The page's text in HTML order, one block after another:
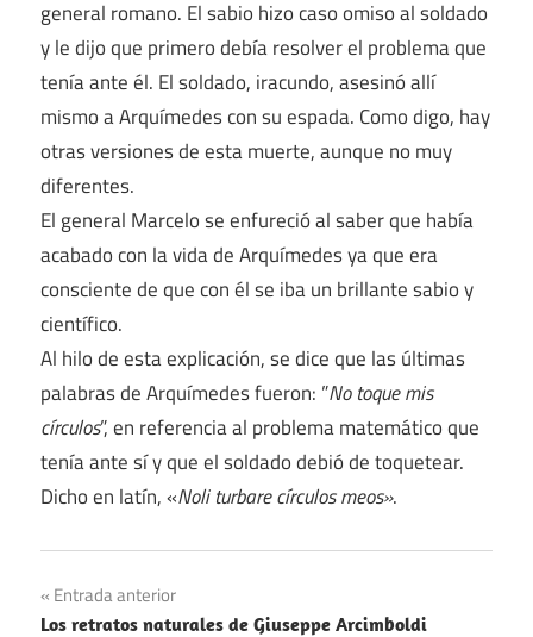
general romano. El sabio hizo caso omiso al soldado
y le dijo que primero debía resolver el problema que
tenía ante él. El soldado, iracundo, asesinó allí
mismo a Arquímedes con su espada. Como digo, hay
otras versiones de esta muerte, aunque no muy
diferentes.
El general Marcelo se enfureció al saber que había
acabado con la vida de Arquímedes ya que era
consciente de que con él se iba un brillante sabio y
científico.
Al hilo de esta explicación, se dice que las últimas
palabras de Arquímedes fueron: ”No toque mis
círculos”, en referencia al problema matemático que
tenía ante sí y que el soldado debió de toquetear.
Dicho en latín, «Noli turbare círculos meos».
Navegación
Entrada anterior
Los retratos naturales de Giuseppe Arcimboldi